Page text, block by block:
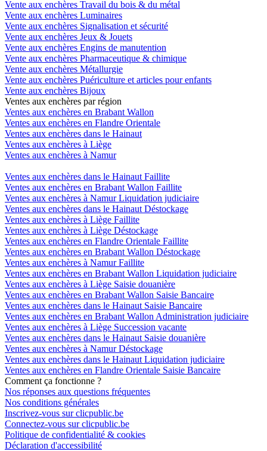
Vente aux enchères Travail du bois & du métal
Vente aux enchères Luminaires
Vente aux enchères Signalisation et sécurité
Vente aux enchères Jeux & Jouets
Vente aux enchères Engins de manutention
Vente aux enchères Pharmaceutique & chimique
Vente aux enchères Métallurgie
Vente aux enchères Puériculture et articles pour enfants
Vente aux enchères Bijoux
Ventes aux enchères par région
Ventes aux enchères en Brabant Wallon
Ventes aux enchères en Flandre Orientale
Ventes aux enchères dans le Hainaut
Ventes aux enchères à Liège
Ventes aux enchères à Namur
Ventes aux enchères dans le Hainaut Faillite
Ventes aux enchères en Brabant Wallon Faillite
Ventes aux enchères à Namur Liquidation judiciaire
Ventes aux enchères dans le Hainaut Déstockage
Ventes aux enchères à Liège Faillite
Ventes aux enchères à Liège Déstockage
Ventes aux enchères en Flandre Orientale Faillite
Ventes aux enchères en Brabant Wallon Déstockage
Ventes aux enchères à Namur Faillite
Ventes aux enchères en Brabant Wallon Liquidation judiciaire
Ventes aux enchères à Liège Saisie douanière
Ventes aux enchères en Brabant Wallon Saisie Bancaire
Ventes aux enchères dans le Hainaut Saisie Bancaire
Ventes aux enchères en Brabant Wallon Administration judiciaire
Ventes aux enchères à Liège Succession vacante
Ventes aux enchères dans le Hainaut Saisie douanière
Ventes aux enchères à Namur Déstockage
Ventes aux enchères dans le Hainaut Liquidation judiciaire
Ventes aux enchères en Flandre Orientale Saisie Bancaire
Comment ça fonctionne ?
Nos réponses aux questions fréquentes
Nos conditions générales
Inscrivez-vous sur clicpublic.be
Connectez-vous sur clicpublic.be
Politique de confidentialité & cookies
Déclaration d'accessibilité